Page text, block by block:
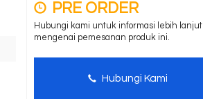
PRE ORDER
Hubungi kami untuk informasi lebih lanjut
mengenai pemesanan produk ini.
Hubungi Kami